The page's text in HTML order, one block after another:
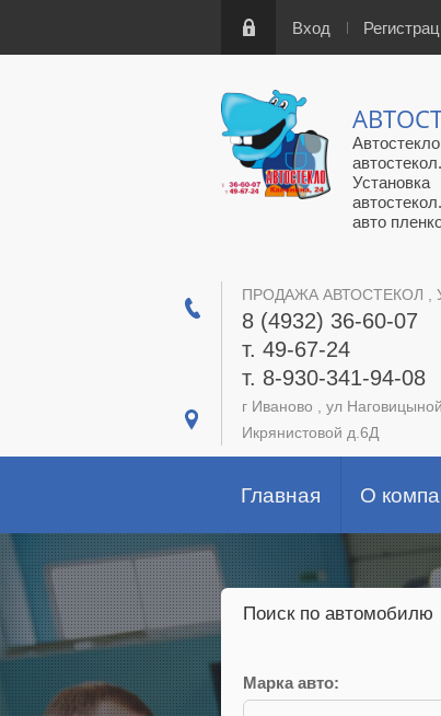
Вход
Установка
авто
ПРОДАЖА АВТОСТЕКОЛ ,
8 (4932) 36-60-07
т. 49-67-24
т. 8-930-341-94-08
г Иваново , ул
Икрянистовой д.6Д
Главная О
Поиск по автомобилю
Марка авто: